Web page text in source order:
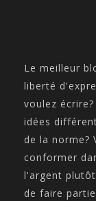
Le meilleur
liberté
voulez
idées
de la norme?
conformer
l'argent plutôt
de faire